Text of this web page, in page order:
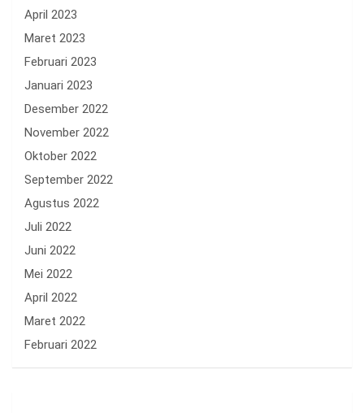
April 2023
Maret 2023
Februari 2023
Januari 2023
Desember 2022
November 2022
Oktober 2022
September 2022
Agustus 2022
Juli 2022
Juni 2022
Mei 2022
April 2022
Maret 2022
Februari 2022